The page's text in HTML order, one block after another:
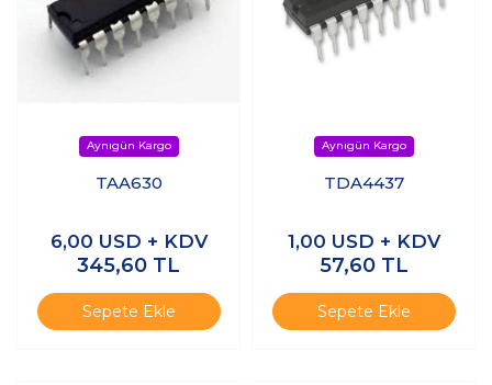
TAA630
6,00 USD + KDV
345,60 TL
Sepete Ekle
TDA4437
1,00 USD + KDV
57,60 TL
Sepete Ekle